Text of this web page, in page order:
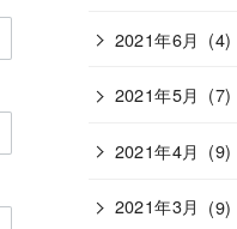
2021年6月 (4)
2021年5月 (7)
2021年4月 (9)
2021年3月 (9)